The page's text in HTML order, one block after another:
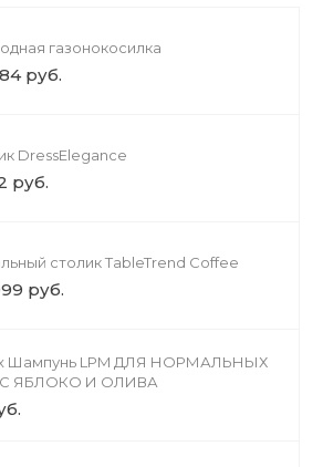
газонокосилка
руб.
DressElegance
руб.
столик TableTrend Coffee
руб.
Шампунь LPM ДЛЯ НОРМАЛЬНЫХ
ЯБЛОКО И ОЛИВА